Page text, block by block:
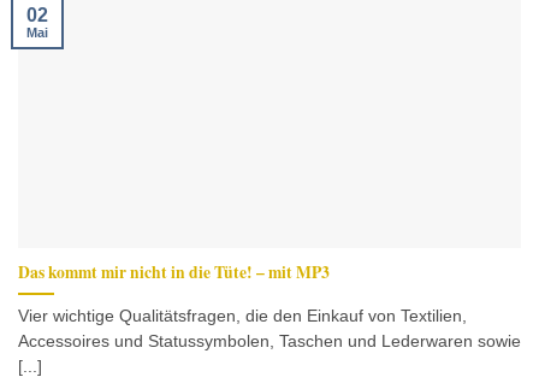
Das kommt mir nicht in die Tüte! – mit MP3
Vier wichtige Qualitätsfragen, die den Einkauf von Textilien,
Accessoires und Statussymbolen, Taschen und Lederwaren sowie
[...]
02
Mai